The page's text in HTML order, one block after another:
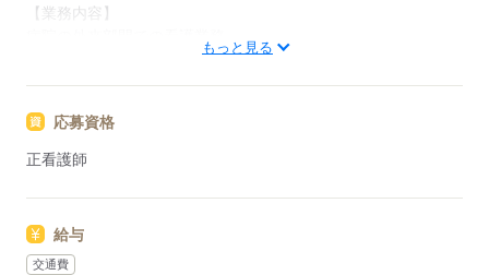
費用は一切かかりません。
【業務内容】
・診察、内視鏡、その他検査時の介助
・看護処置、手術室介助 など
診察や検査、治療が円滑に進むようお仕事をお願いいたしま
す！
◆働きやすさ◎
ご家庭やプライベートと両立して働いていただけます！
賞与も高水準のため、モチベーションを保って仕事に取り組め
もっと見る
応募資格
正看護師
給与
交通費